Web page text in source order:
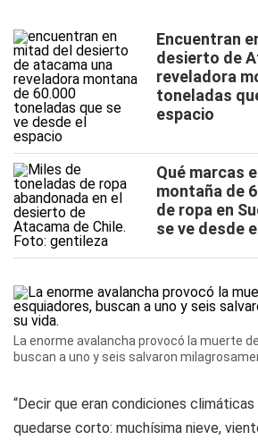
Encuentran
desierto de
reveladora
toneladas
espacio
Qué marcas
montaña de
de ropa en
se ve desde
La enorme avalancha provocó la muerte
buscan a uno y seis salvaron
“Decir que eran condiciones
quedarse corto: muchísima nieve,